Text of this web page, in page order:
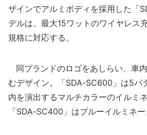
ザインでアルミボディを採用した「
デルは、最大15ワットのワイヤレス
規格に対応する。
同ブランドのロゴをあしらい、車
むデザイン。「SDA-SC600」は5パ
内を演出するマルチカラーのイルミ
「SDA-SC400」はブルーイルミネー